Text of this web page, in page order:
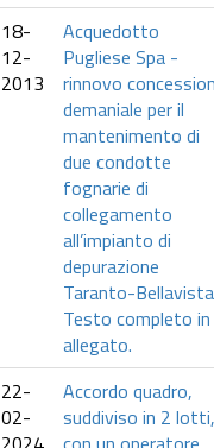
18-
12-
2013
Acquedotto
Pugliese Spa -
rinnovo
demaniale per il
mantenimento di
due condotte
fognarie di
collegamento
all’impianto di
depurazione
Taranto-
Testo completo in
allegato.
22-
02-
Accordo quadro,
suddiviso in 2 lotti,